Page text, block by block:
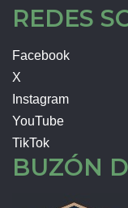
REDES
Facebook
X
Instagram
YouTube
TikTok
BUZÓN